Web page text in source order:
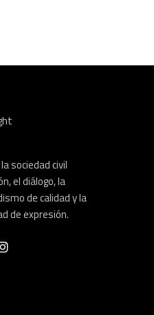
sociedad civil
el diálogo, la
de calidad y la
de expresión.